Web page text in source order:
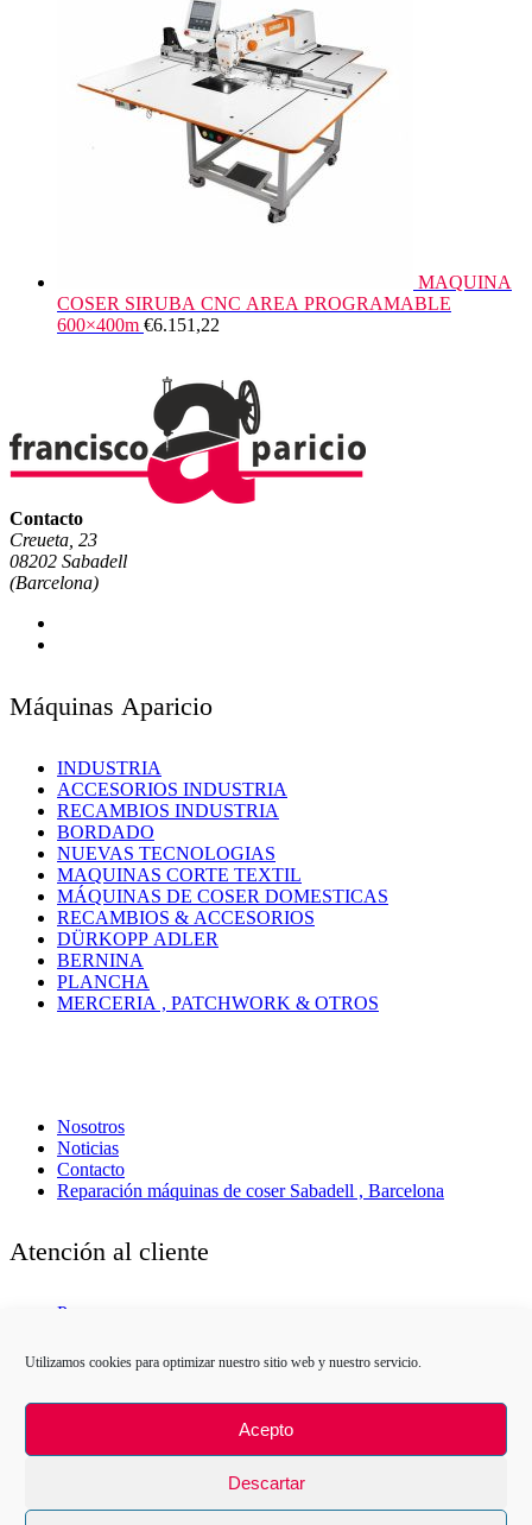
Utilizamos cookies para optimizar nuestro sitio web y nuestro servicio.
Acepto
Descartar
MAQUINA
COSER SIRUBA CNC AREA PROGRAMABLE
600×400m €6.151,22
Contacto
Creueta, 23
08202 Sabadell
(Barcelona)
Máquinas Aparicio
INDUSTRIA
ACCESORIOS INDUSTRIA
RECAMBIOS INDUSTRIA
BORDADO
NUEVAS TECNOLOGIAS
MAQUINAS CORTE TEXTIL
MÁQUINAS DE COSER DOMESTICAS
RECAMBIOS & ACCESORIOS
DÜRKOPP ADLER
BERNINA
PLANCHA
MERCERIA , PATCHWORK & OTROS
Nosotros
Noticias
Contacto
Reparación máquinas de coser Sabadell , Barcelona
Atención al cliente
Pagos
Envíos
Aviso legal
Política de cookies (UE)
© Máquinas de coser Aparicio - All Rights Reserved